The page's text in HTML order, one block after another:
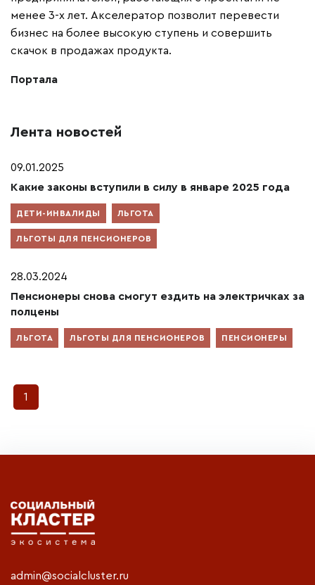
менее 3-х лет. Акселератор позволит перевести
бизнес на более высокую ступень и совершить
скачок в продажах продукта.
Портала
Лента новостей
09.01.2025
Какие законы вступили в силу в январе 2025 года
ДЕТИ-ИНВАЛИДЫ ЛЬГОТА
ЛЬГОТЫ ДЛЯ ПЕНСИОНЕРОВ
28.03.2024
Пенсионеры снова смогут ездить на электричках за
полцены
ЛЬГОТА ЛЬГОТЫ ДЛЯ ПЕНСИОНЕРОВ ПЕНСИОНЕРЫ
1
admin@socialcluster.ru